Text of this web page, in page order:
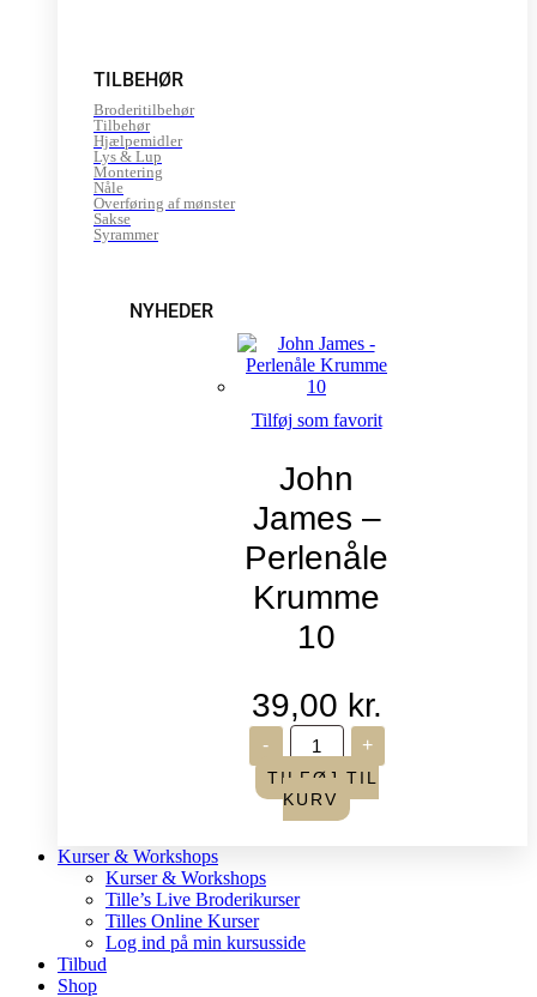
TILBEHØR
Broderitilbehør
Tilbehør
Hjælpemidler
Lys & Lup
Montering
Nåle
Overføring af mønster
Sakse
Syrammer
NYHEDER
Tilføj som favorit
John
James –
Perlenåle
Krumme
10
39,00 kr.
-
John
James
-
Perlenåle
Krumme
+
TILFØJ TIL
KURV
Kurser & Workshops
Kurser & Workshops
Tille’s Live Broderikurser
Tilles Online Kurser
Log ind på min kursusside
Tilbud
Shop